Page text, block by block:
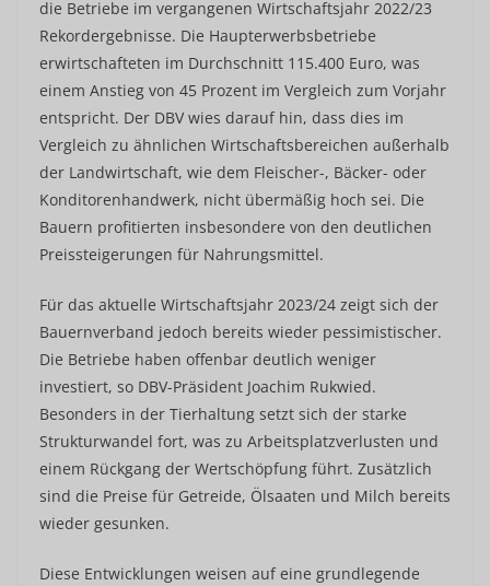
die Betriebe im vergangenen Wirtschaftsjahr 2022/23
Rekordergebnisse. Die Haupterwerbsbetriebe
erwirtschafteten im Durchschnitt 115.400 Euro, was
einem Anstieg von 45 Prozent im Vergleich zum Vorjahr
entspricht. Der DBV wies darauf hin, dass dies im
Vergleich zu ähnlichen Wirtschaftsbereichen außerhalb
der Landwirtschaft, wie dem Fleischer-, Bäcker- oder
Konditorenhandwerk, nicht übermäßig hoch sei. Die
Bauern profitierten insbesondere von den deutlichen
Preissteigerungen für Nahrungsmittel.
Für das aktuelle Wirtschaftsjahr 2023/24 zeigt sich der
Bauernverband jedoch bereits wieder pessimistischer.
Die Betriebe haben offenbar deutlich weniger
investiert, so DBV-Präsident Joachim Rukwied.
Besonders in der Tierhaltung setzt sich der starke
Strukturwandel fort, was zu Arbeitsplatzverlusten und
einem Rückgang der Wertschöpfung führt. Zusätzlich
sind die Preise für Getreide, Ölsaaten und Milch bereits
wieder gesunken.
Diese Entwicklungen weisen auf eine grundlegende